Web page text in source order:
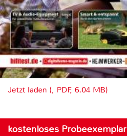
Jetzt laden (, PDF, 6.04 MB)
kostenloses Probeexemplar